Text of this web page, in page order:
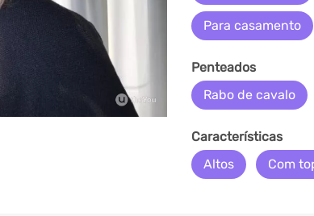
Para casamento
Penteados
Rabo de cavalo
Características
Altos
Com